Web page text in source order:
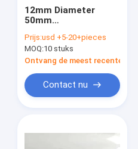
12mm Diameter
50mm
het Eindigen Diamant
Malende Spelden
Prijs:usd +5-20+pieces
MOQ:10 stuks
Ontvang de meest recente
Contact nu